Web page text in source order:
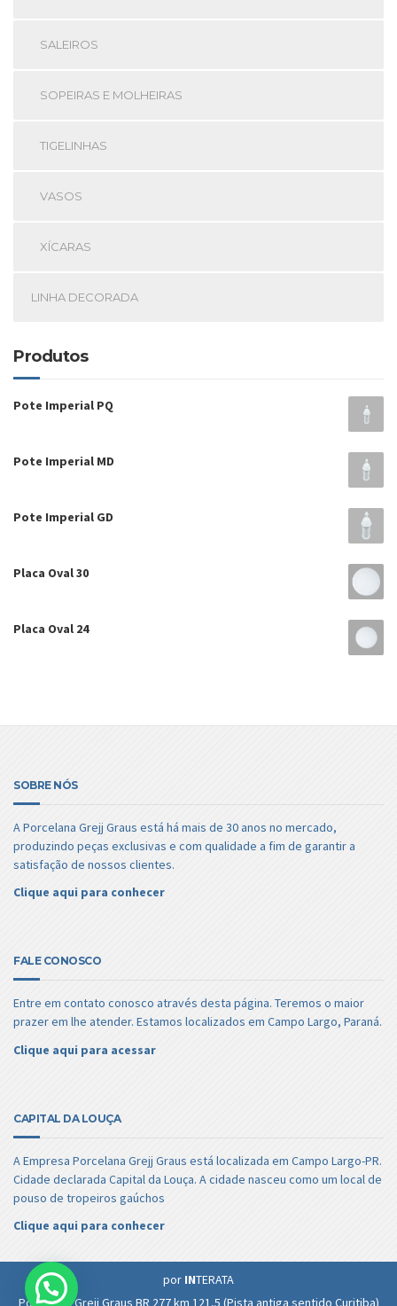
SALEIROS
SOPEIRAS E MOLHEIRAS
TIGELINHAS
VASOS
XÍCARAS
LINHA DECORADA
Produtos
Pote Imperial PQ
Pote Imperial MD
Pote Imperial GD
Placa Oval 30
Placa Oval 24
SOBRE NÓS
A Porcelana Grejj Graus está há mais de 30 anos no mercado,
produzindo peças exclusivas e com qualidade a fim de garantir a
satisfação de nossos clientes.
Clique aqui para conhecer
FALE CONOSCO
Entre em contato conosco através desta página. Teremos o maior
prazer em lhe atender. Estamos localizados em Campo Largo, Paraná.
Clique aqui para acessar
CAPITAL DA LOUÇA
A Empresa Porcelana Grejj Graus está localizada em Campo Largo-PR.
Cidade declarada Capital da Louça. A cidade nasceu como um local de
pouso de tropeiros gaúchos
Clique aqui para conhecer
por INTERATA